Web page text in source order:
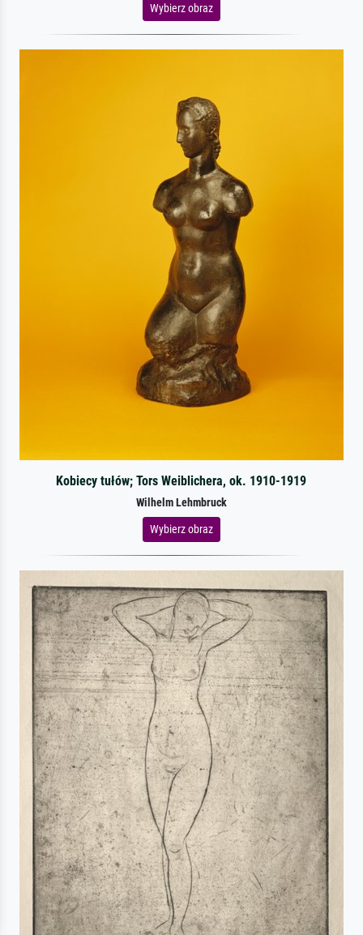
Wybierz obraz
Kobiecy tułów; Tors Weiblichera, ok. 1910-1919
Wilhelm Lehmbruck
Wybierz obraz